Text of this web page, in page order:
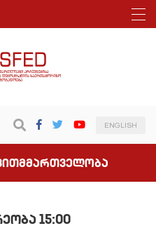
ENGLISH
15:00